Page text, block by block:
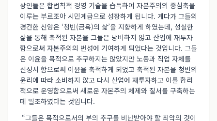
상인들은 합법칙적 경영 기술을 습득하여 자본주의의 중심축을
이루는 부르조아 시민계급으로 성장하게 됩니다. 게다가 그들의
경건한 신앙은 ‘청빈(금욕)의 삶’을 지향하게 하였는데, 성실한
삶을 통해 축적된 자본을 그들은 낭비하지 않고 산업에 재투자
함으로써 자본주의의 번성에 기여하게 되었다는 것입니다. 그들
은 이윤을 목적으로 추구하지는 않았지만 노동과 직업 자체를
신성시 함으로써 이윤을 축적하게 되었고 축적된 자본을 청빈의
윤리에 따라 소비하지 않고 다시 산업에 재투자하고 이를 합리
적으로 운영함으로써 새로운 자본주의 체제와 질서를 구축하는
데 일조하였다는 것입니다.
“그들은 목적으로서의 부의 추구를 비난받아야 할 최악의 것이